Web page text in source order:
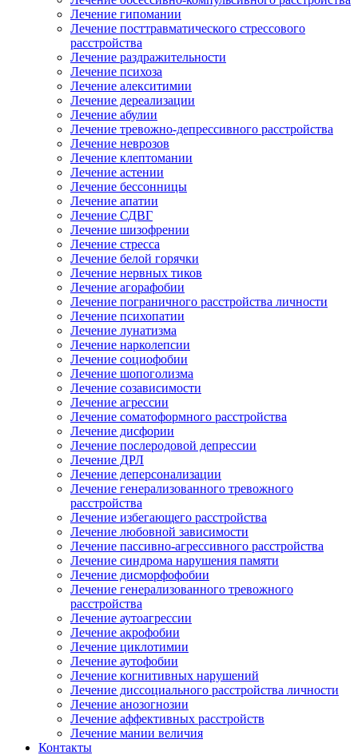
Лечение гипомании
Лечение посттравматического стрессового
расстройства
Лечение раздражительности
Лечение психоза
Лечение алекситимии
Лечение дереализации
Лечение абулии
Лечение тревожно-депрессивного расстройства
Лечение неврозов
Лечение клептомании
Лечение астении
Лечение бессонницы
Лечение апатии
Лечение СДВГ
Лечение шизофрении
Лечение стресса
Лечение белой горячки
Лечение нервных тиков
Лечение агорафобии
Лечение пограничного расстройства личности
Лечение психопатии
Лечение лунатизма
Лечение нарколепсии
Лечение социофобии
Лечение шопоголизма
Лечение созависимости
Лечение агрессии
Лечение соматоформного расстройства
Лечение дисфории
Лечение послеродовой депрессии
Лечение ДРЛ
Лечение деперсонализации
Лечение генерализованного тревожного
расстройства
Лечение избегающего расстройства
Лечение любовной зависимости
Лечение пассивно-агрессивного расстройства
Лечение синдрома нарушения памяти
Лечение дисморфофобии
Лечение генерализованного тревожного
расстройства
Лечение аутоагрессии
Лечение акрофобии
Лечение циклотимии
Лечение аутофобии
Лечение когнитивных нарушений
Лечение диссоциального расстройства личности
Лечение анозогнозии
Лечение аффективных расстройств
Лечение мании величия
Контакты